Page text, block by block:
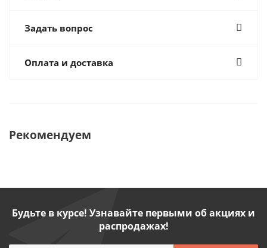
Задать вопрос
Оплата и доставка
Рекомендуем
Будьте в курсе! Узнавайте первыми об акциях и
распродажах!